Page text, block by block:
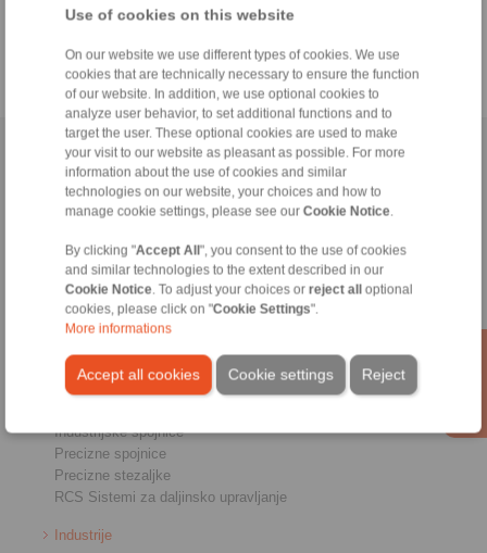
Use of cookies on this website
On our website we use different types of cookies. We use
cookies that are technically necessary to ensure the function
of our website. In addition, we use optional cookies to
analyze user behavior, to set additional functions and to
target the user. These optional cookies are used to make
your visit to our website as pleasant as possible. For more
information about the use of cookies and similar
technologies on our website, your choices and how to
manage cookie settings, please see our Cookie Notice.
By clicking "Accept All ", you consent to the use of cookies
and similar technologies to the extent described in our
Cookie Notice. To adjust your choices or reject all
optional
cookies, please click on "Cookie Settings".
More informations
Accept all cookies Reject
Cookie settings
otpuštanje
Naslovnica | Contact form|Utisak| Zaštita privatnosti|Login
Proizvodi
Pregled
Kočnice
Priključnici osovina-glavčina
Industrijske spojnice
Precizne spojnice
Precizne stezaljke
RCS Sistemi za daljinsko upravljanje
Industrije